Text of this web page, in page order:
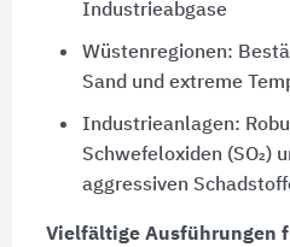
Industrieabgase
Wüstenregionen:
Sand und extreme
Industrieanlagen:
Schwefeloxiden (SO₂)
aggressiven
Vielfältige Ausführungen